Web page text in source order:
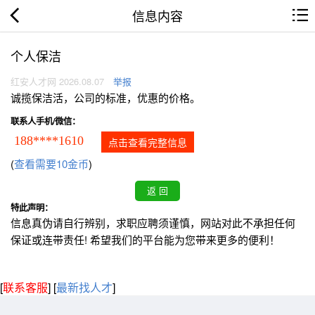
信息内容
个人保洁
红安人才网 2026.08.07 举报
诚揽保洁活，公司的标准，优惠的价格。
联系人手机/微信：
188****1610 点击查看完整信息
(查看需要10金币)
特此声明：
信息真伪请自行辨别，求职应聘须谨慎，网站对此不承担任何
保证或连带责任! 希望我们的平台能为您带来更多的便利！
[联系客服] [最新找人才]